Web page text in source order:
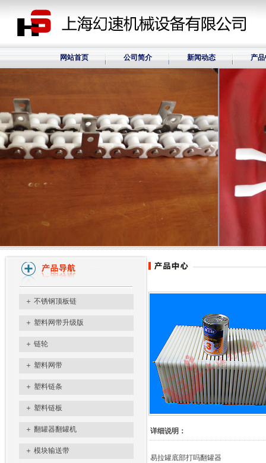
网站首页 公司简介 新闻动态 产
＋ 不锈钢顶板链
＋ 塑料网带升级版
＋ 链轮
＋ 塑料网带
＋ 塑料链条
＋ 塑料链板
＋ 翻罐器翻罐机
＋ 模块输送带
详细说明：
易拉罐底部打吗翻罐器